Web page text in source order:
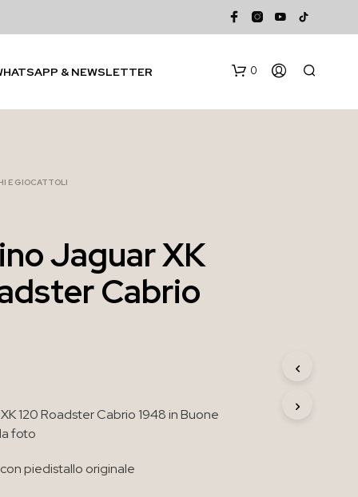
& NEWSLETTER 0
E GIOCATTOLI
Jaguar XK
Cabrio
120 Roadster Cabrio 1948 in Buone
foto
piedistallo originale